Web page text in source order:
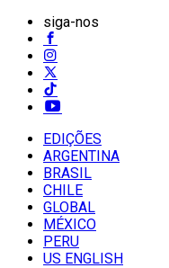
siga-nos
EDIÇÕES
ARGENTINA
BRASIL
CHILE
GLOBAL
MÉXICO
PERU
US ENGLISH